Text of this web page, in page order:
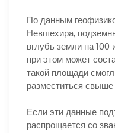
По данным
Невшехира,
вглубь земли на
при этом может
такой площади
разместиться
Если эти данные
распрощается со